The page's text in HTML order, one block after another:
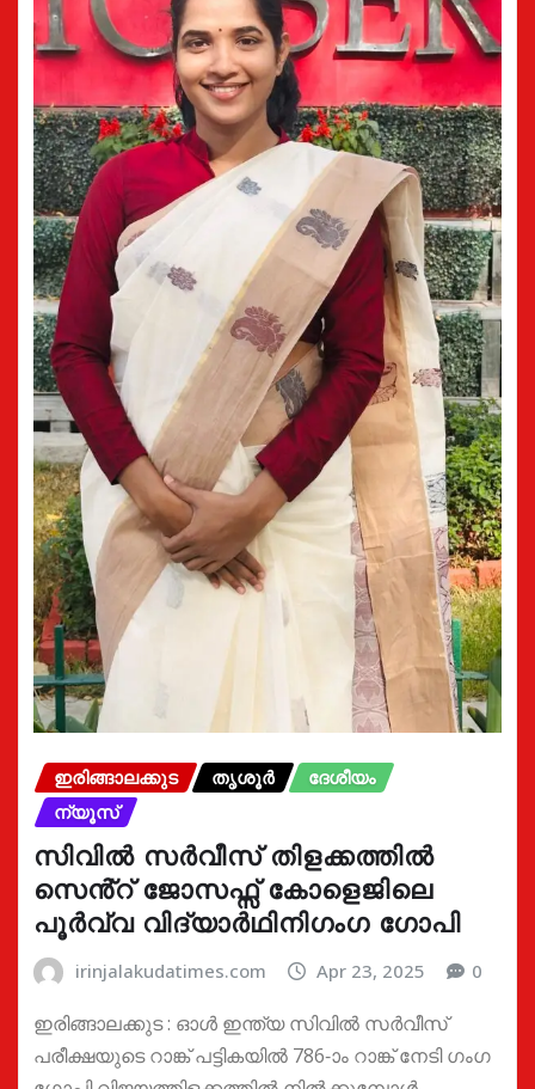
ഇരിങ്ങാലക്കുട തൃശൂർ
ദേശീയം
ന്യൂസ്
സിവിൽ സർവീസ് തിളക്കത്തിൽ
സെൻ്റ് ജോസഫ്സ് കോളെജിലെ
പൂർവ്വ വിദ്യാർഥിനിഗംഗ ഗോപി
irinjalakudatimes.com Apr 23, 2025 0
ഇരിങ്ങാലക്കുട : ഓൾ ഇന്ത്യ സിവിൽ സർവീസ്
പരീക്ഷയുടെ റാങ്ക് പട്ടികയിൽ 786-ാം റാങ്ക് നേടി ഗംഗ